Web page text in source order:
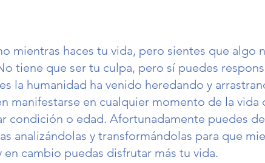
mientras haces tu vida, pero sientes que algo
tiene que ser tu culpa, pero sí puedes
la humanidad ha venido heredando y
manifestarse en cualquier momento de la vida
condición o edad. Afortunadamente puedes
analizándolas y transformándolas para que
cambio puedas disfrutar más tu vida.